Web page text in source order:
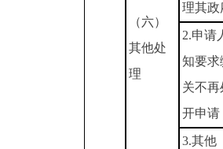
（六）
其他处
理
理其政
2.申请
知要求
关不
开申请
3.其他